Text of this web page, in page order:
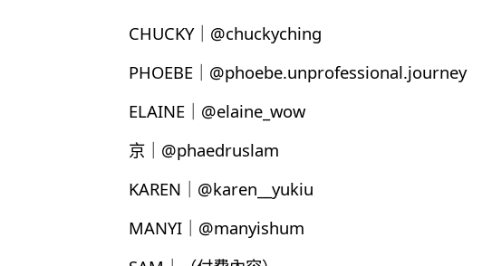
CHUCKY｜@chuckyching
PHOEBE｜@phoebe.unprofessional.journey
ELAINE｜@elaine_wow
京｜@phaedruslam
KAREN｜@karen__yukiu
MANYI｜@manyishum